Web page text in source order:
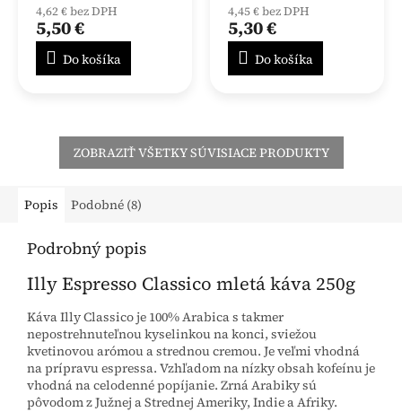
produktu
je
4,0
4,62 € bez DPH
5,50 €
Do košíka
produktu
je
5,0
4,45 € bez DPH
5,30 €
Do košíka
ZOBRAZIŤ VŠETKY SÚVISIACE PRODUKTY
Popis Podobné (8)
Podrobný popis
Illy Espresso Classico mletá káva 250g
Káva Illy Classico je 100% Arabica s takmer
nepostrehnuteľnou kyselinkou na konci, sviežou
kvetinovou arómou a strednou cremou. Je veľmi vhodná
na prípravu espressa. Vzhľadom na nízky obsah kofeínu je
vhodná na celodenné popíjanie. Zrná Arabiky sú
pôvodom z Južnej a Strednej Ameriky, Indie a Afriky.